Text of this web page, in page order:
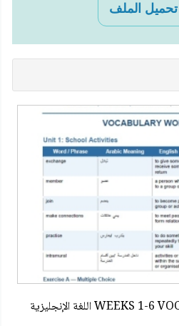
تحميل الملف
أوراق عمل WEEKS 1-6 VOCABULARY LIST اللغة الإنجليزية